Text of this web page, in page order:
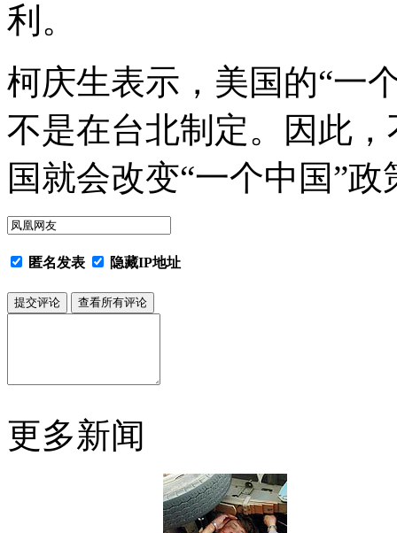
利。
柯庆生表示，美国的“一
不是在台北制定。因此
国就会改变“一个中国”政
匿名发表 隐藏IP地址
更多新闻